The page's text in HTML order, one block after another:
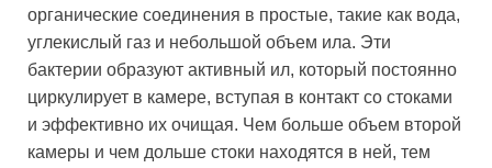
органические соединения в простые, такие как вода,
углекислый газ и небольшой объем ила. Эти
бактерии образуют активный ил, который постоянно
циркулирует в камере, вступая в контакт со стоками
и эффективно их очищая. Чем больше объем второй
камеры и чем дольше стоки находятся в ней, тем